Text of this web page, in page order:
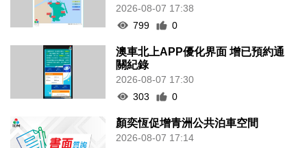
2026-08-07 17:38
799
0
澳車北上APP優化界面 增已預約通
關紀錄
2026-08-07 17:30
303
0
顏奕恆促增青洲公共泊車空間
2026-08-07 17:14